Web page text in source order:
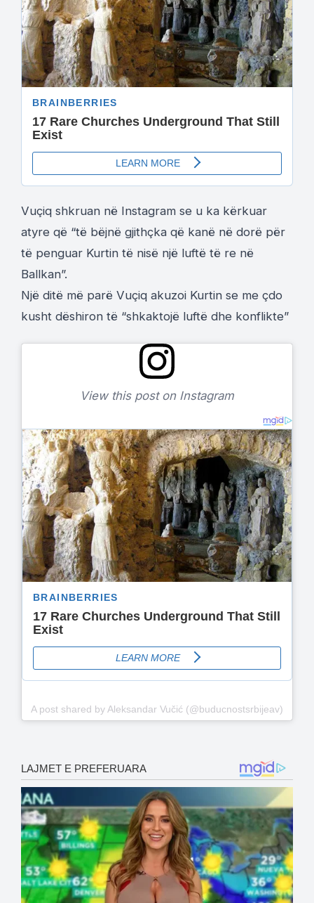
Vuçiq shkruan në Instagram se u ka kërkuar
atyre që “të bëjnë gjithçka që kanë në dorë për
të penguar Kurtin të nisë një luftë të re në
Ballkan”.
Një ditë më parë Vuçiq akuzoi Kurtin se me çdo
kusht dëshiron të “shkaktojë luftë dhe konflikte”
View this post on Instagram
A post shared by Aleksandar Vučić (@buducnostsrbijeav)